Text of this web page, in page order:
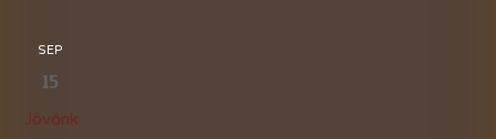
SEP
15
Jövőnk